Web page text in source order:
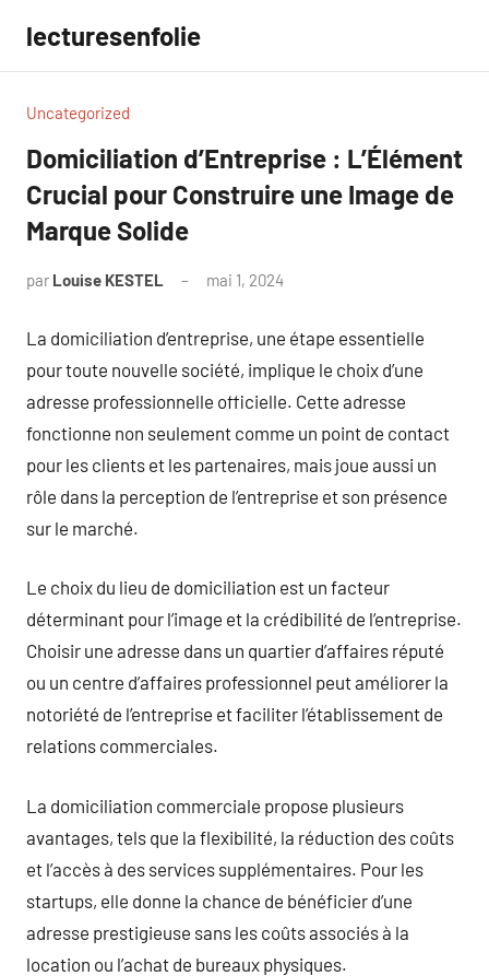
contenu
lecturesenfolie
Uncategorized
Domiciliation d’Entreprise : L’Élément
Crucial pour Construire une Image de
Marque Solide
par Louise KESTEL mai 1, 2024
La domiciliation d’entreprise, une étape essentielle
pour toute nouvelle société, implique le choix d’une
adresse professionnelle officielle. Cette adresse
fonctionne non seulement comme un point de contact
pour les clients et les partenaires, mais joue aussi un
rôle dans la perception de l’entreprise et son présence
sur le marché.
Le choix du lieu de domiciliation est un facteur
déterminant pour l’image et la crédibilité de l’entreprise.
Choisir une adresse dans un quartier d’affaires réputé
ou un centre d’affaires professionnel peut améliorer la
notoriété de l’entreprise et faciliter l’établissement de
relations commerciales.
La domiciliation commerciale propose plusieurs
avantages, tels que la flexibilité, la réduction des coûts
et l’accès à des services supplémentaires. Pour les
startups, elle donne la chance de bénéficier d’une
adresse prestigieuse sans les coûts associés à la
location ou l’achat de bureaux physiques.